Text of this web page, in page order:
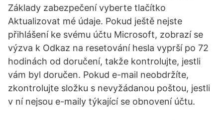
Základy zabezpečení vyberte tlačítko
Aktualizovat mé údaje. Pokud ještě nejste
přihlášení ke svému účtu Microsoft, zobrazí se
výzva k Odkaz na resetování hesla vyprší po 72
hodinách od doručení, takže kontrolujte, jestli
vám byl doručen. Pokud e-mail neobdržíte,
zkontrolujte složku s nevyžádanou poštou, jestli
v ní nejsou e-maily týkající se obnovení účtu.